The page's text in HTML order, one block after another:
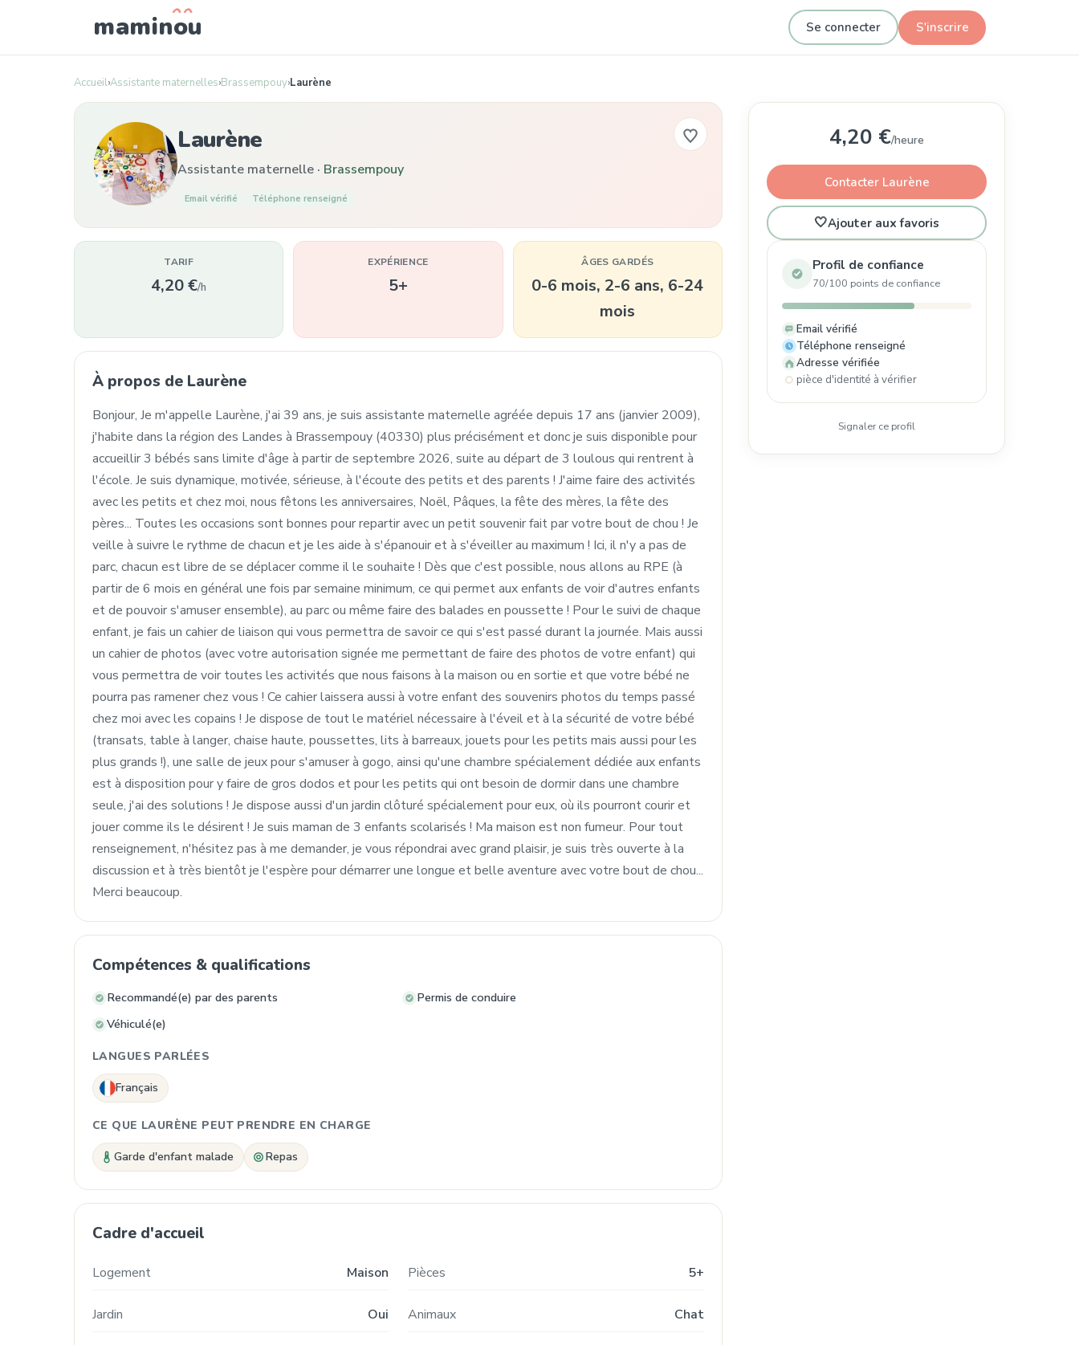
maminou Se connecter S'inscrire
Accueil›Assistante maternelles›Brassempouy›Laurène
Laurène
Assistante maternelle · Brassempouy
Email vérifié Téléphone renseigné
TARIF
4,20 €/h
EXPÉRIENCE
5+
ÂGES GARDÉS
0-6 mois, 2-6 ans, 6-24
mois
À propos de Laurène
Bonjour, Je m'appelle Laurène, j'ai 39 ans, je suis assistante maternelle agréée depuis 17 ans (janvier 2009),
j'habite dans la région des Landes à Brassempouy (40330) plus précisément et donc je suis disponible pour
accueillir 3 bébés sans limite d'âge à partir de septembre 2026, suite au départ de 3 loulous qui rentrent à
l'école. Je suis dynamique, motivée, sérieuse, à l'écoute des petits et des parents ! J'aime faire des activités
avec les petits et chez moi, nous fêtons les anniversaires, Noël, Pâques, la fête des mères, la fête des
pères... Toutes les occasions sont bonnes pour repartir avec un petit souvenir fait par votre bout de chou ! Je
veille à suivre le rythme de chacun et je les aide à s'épanouir et à s'éveiller au maximum ! Ici, il n'y a pas de
parc, chacun est libre de se déplacer comme il le souhaite ! Dès que c'est possible, nous allons au RPE (à
partir de 6 mois en général une fois par semaine minimum, ce qui permet aux enfants de voir d'autres enfants
et de pouvoir s'amuser ensemble), au parc ou même faire des balades en poussette ! Pour le suivi de chaque
enfant, je fais un cahier de liaison qui vous permettra de savoir ce qui s'est passé durant la journée. Mais aussi
un cahier de photos (avec votre autorisation signée me permettant de faire des photos de votre enfant) qui
vous permettra de voir toutes les activités que nous faisons à la maison ou en sortie et que votre bébé ne
pourra pas ramener chez vous ! Ce cahier laissera aussi à votre enfant des souvenirs photos du temps passé
chez moi avec les copains ! Je dispose de tout le matériel nécessaire à l'éveil et à la sécurité de votre bébé
(transats, table à langer, chaise haute, poussettes, lits à barreaux, jouets pour les petits mais aussi pour les
plus grands !), une salle de jeux pour s'amuser à gogo, ainsi qu'une chambre spécialement dédiée aux enfants
est à disposition pour y faire de gros dodos et pour les petits qui ont besoin de dormir dans une chambre
seule, j'ai des solutions ! Je dispose aussi d'un jardin clôturé spécialement pour eux, où ils pourront courir et
jouer comme ils le désirent ! Je suis maman de 3 enfants scolarisés ! Ma maison est non fumeur. Pour tout
renseignement, n'hésitez pas à me demander, je vous répondrai avec grand plaisir, je suis très ouverte à la
discussion et à très bientôt je l'espère pour démarrer une longue et belle aventure avec votre bout de chou...
Merci beaucoup.
Compétences & qualifications
Recommandé(e) par des parents
Permis de conduire
Véhiculé(e)
LANGUES PARLÉES
Français
CE QUE LAURÈNE PEUT PRENDRE EN CHARGE
Garde d'enfant malade Repas
Cadre d'accueil
Logement Maison Pièces 5+
Jardin Oui Animaux Chat
4,20 €/heure
Contacter Laurène
🤍Ajouter aux favoris
Profil de confiance
70/100 points de confiance
Email vérifié
Téléphone renseigné
Adresse vérifiée
pièce d'identité à vérifier
Signaler ce profil